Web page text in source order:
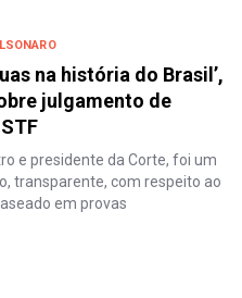
na história do Brasil’,
julgamento de
e presidente da Corte, foi um
transparente, com respeito ao
em provas